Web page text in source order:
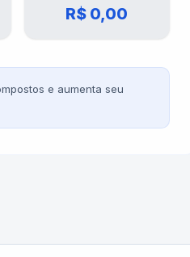
R$ 0,00
e aumenta seu